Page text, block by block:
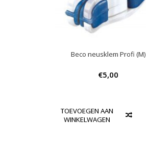
Beco neusklem Profi (M)
€5,00
TOEVOEGEN AAN
WINKELWAGEN